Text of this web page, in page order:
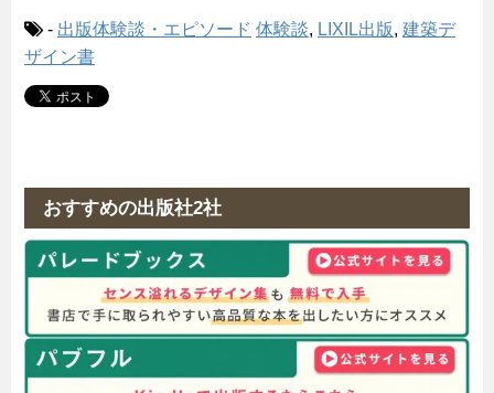
- 出版体験談・エピソード 体験談, LIXIL出版, 建築デ
ザイン書
おすすめの出版社2社